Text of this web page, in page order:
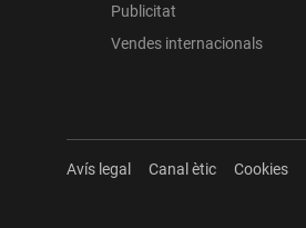
Publicitat
Vendes internacionals
Avís legal Canal ètic Cookies